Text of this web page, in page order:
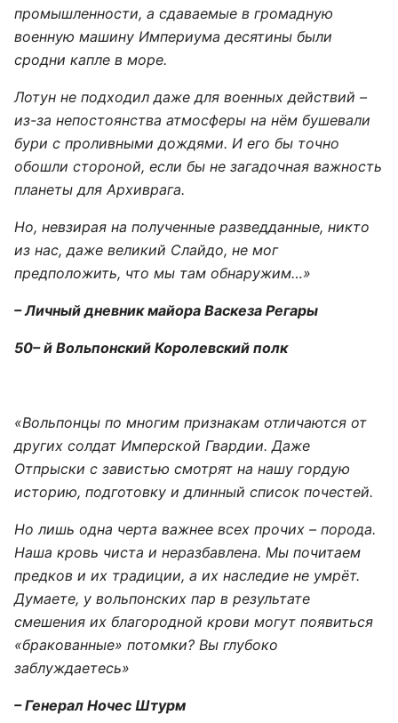
промышленности, а сдаваемые в громадную
военную машину Империума десятины были
сродни капле в море.
Лотун не подходил даже для военных действий –
из-за непостоянства атмосферы на нём бушевали
бури с проливными дождями. И его бы точно
обошли стороной, если бы не загадочная важность
планеты для Архиврага.
Но, невзирая на полученные разведданные, никто
из нас, даже великий Слайдо, не мог
предположить, что мы там обнаружим…»
– Личный дневник майора Васкеза Регары
50– й Вольпонский Королевский полк
«Вольпонцы по многим признакам отличаются от
других солдат Имперской Гвардии. Даже
Отпрыски с завистью смотрят на нашу гордую
историю, подготовку и длинный список почестей.
Но лишь одна черта важнее всех прочих – порода.
Наша кровь чиста и неразбавлена. Мы почитаем
предков и их традиции, а их наследие не умрёт.
Думаете, у вольпонских пар в результате
смешения их благородной крови могут появиться
«бракованные» потомки? Вы глубоко
заблуждаетесь»
– Генерал Ночес Штурм